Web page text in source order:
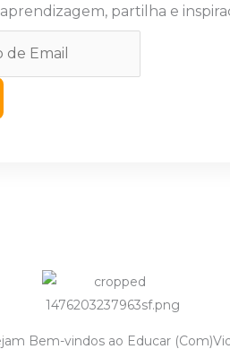
partilha e
Bem-vindos ao Educar